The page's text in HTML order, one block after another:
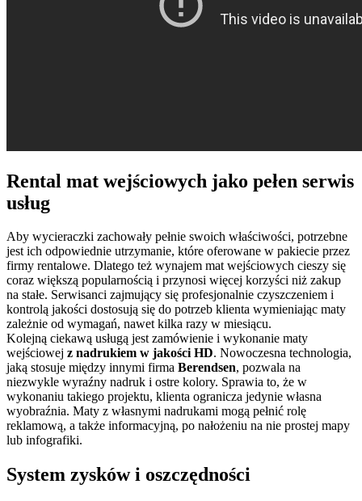
Rental mat wejściowych jako pełen serwis
usług
Aby wycieraczki zachowały pełnie swoich właściwości, potrzebne
jest ich odpowiednie utrzymanie, które oferowane w pakiecie przez
firmy rentalowe. Dlatego też wynajem mat wejściowych cieszy się
coraz większą popularnością i przynosi więcej korzyści niż zakup
na stałe. Serwisanci zajmujący się profesjonalnie czyszczeniem i
kontrolą jakości dostosują się do potrzeb klienta wymieniając maty
zależnie od wymagań, nawet kilka razy w miesiącu.
Kolejną ciekawą usługą jest zamówienie i wykonanie maty
wejściowej z nadrukiem w jakości HD. Nowoczesna technologia,
jaką stosuje między innymi firma Berendsen, pozwala na
niezwykle wyraźny nadruk i ostre kolory. Sprawia to, że w
wykonaniu takiego projektu, klienta ogranicza jedynie własna
wyobraźnia. Maty z własnymi nadrukami mogą pełnić rolę
reklamową, a także informacyjną, po nałożeniu na nie prostej mapy
lub infografiki.
System zysków i oszczędności